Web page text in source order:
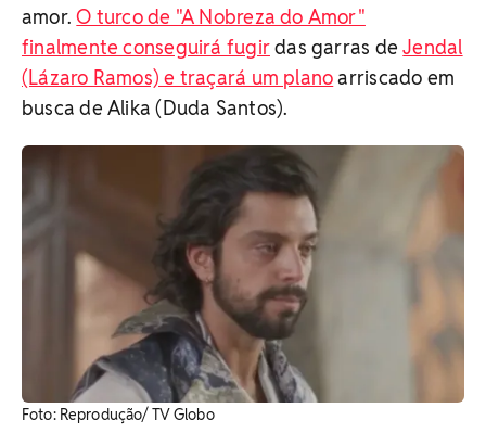
amor.O turco de "A Nobreza do Amor"
finalmente conseguirá fugirdas garras deJendal
(Lázaro Ramos) e traçará um planoarriscado em
busca de Alika (Duda Santos).
Foto: Reprodução/ TV Globo